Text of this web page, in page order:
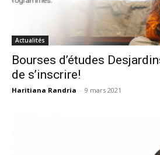
Actualités
Bourses d’études
de s’inscrire!
Haritiana Randria - 9 mars 2021